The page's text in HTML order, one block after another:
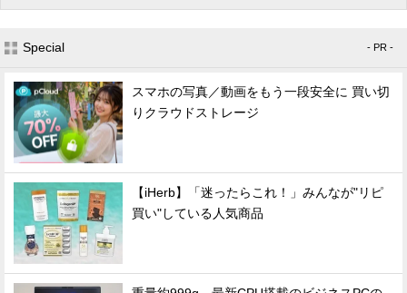
Special - PR -
スマホの写真／動画をもう一段安全に 買い切
りクラウドストレージ
【iHerb】「迷ったらこれ！」みんなが"リピ
買い"している人気商品